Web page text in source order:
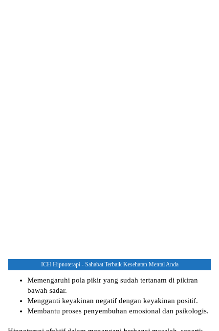
ICH Hipnoterapi - Sahabat Terbaik Kesehatan Mental Anda
Memengaruhi pola pikir yang sudah tertanam di pikiran
bawah sadar.
Mengganti keyakinan negatif dengan keyakinan positif.
Membantu proses penyembuhan emosional dan psikologis.